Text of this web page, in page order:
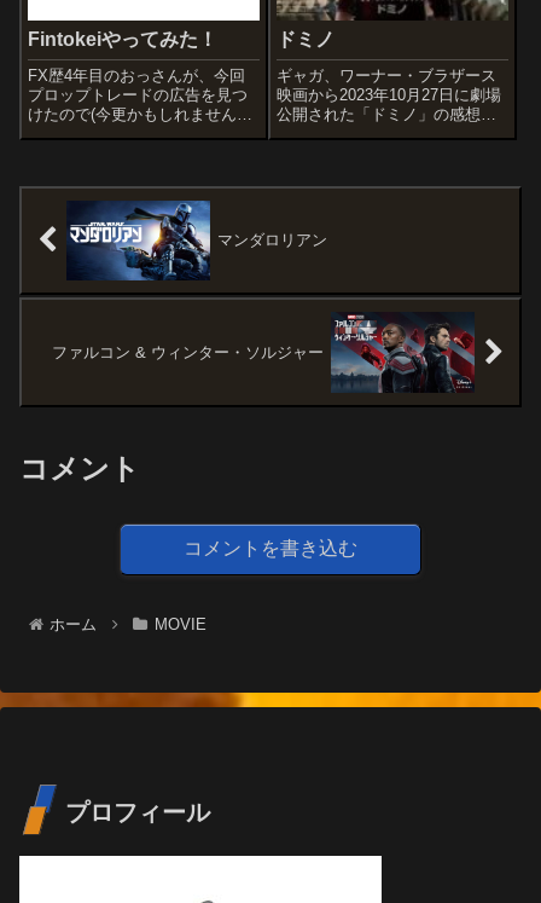
Fintokeiやってみた！
FX歴4年目のおっさんが、今回
プロップトレードの広告を見つ
けたので(今更かもしれませんが
w)挑戦してみることとしまし
だったので、早速ルビー(資金
1000万)で無料トライアルを実
施。2日...
ドミノ
ギャガ、ワーナー・ブラザース
映画から2023年10月27日に劇場
公開された「ドミノ」の感想記
事です。オススメ度あらすじ＆
た刑事ロークは、そのことで強
グを受け...
マンダロリアン
ファルコン & ウィンター・ソルジャー
コメント
コメントを書き込む
ホーム MOVIE
プロフィール